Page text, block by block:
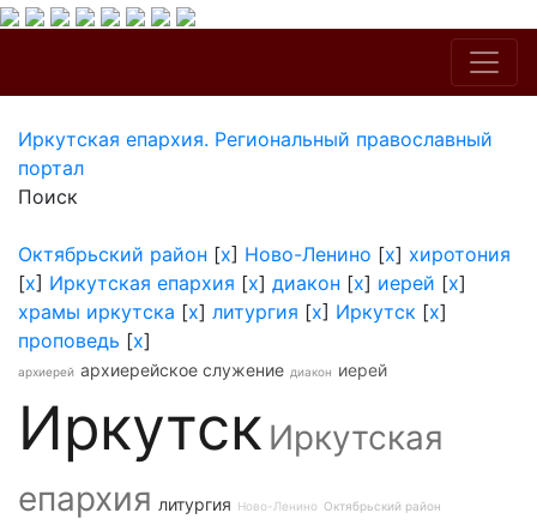
Иркутская епархия. Региональный православный
портал
Поиск
Октябрьский район [x] Ново-Ленино [x] хиротония
[x] Иркутская епархия [x] диакон [x] иерей [x]
храмы иркутска [x] литургия [x] Иркутск [x]
проповедь [x]
архиерей архиерейское служение диакон иерей
Иркутск Иркутская
епархия литургия Ново-Ленино Октябрьский район